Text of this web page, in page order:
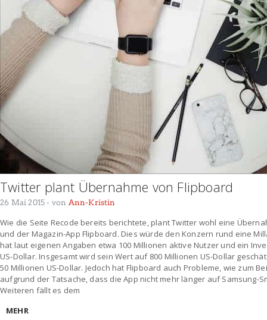
Twitter plant Übernahme von Flipboard
26 Mai 2015 - von Ann-Kristin
Wie die Seite Recode bereits berichtete, plant Twitter wohl eine
und der Magazin-App Flipboard. Dies würde den Konzern rund eine
hat laut eigenen Angaben etwa 100 Millionen aktive Nutzer und ein
US-Dollar. Insgesamt wird sein Wert auf 800 Millionen US-Dollar
50 Millionen US-Dollar. Jedoch hat Flipboard auch Probleme, wie zum
aufgrund der Tatsache, dass die App nicht mehr länger auf Samsung-
Weiteren fällt es dem
MEHR